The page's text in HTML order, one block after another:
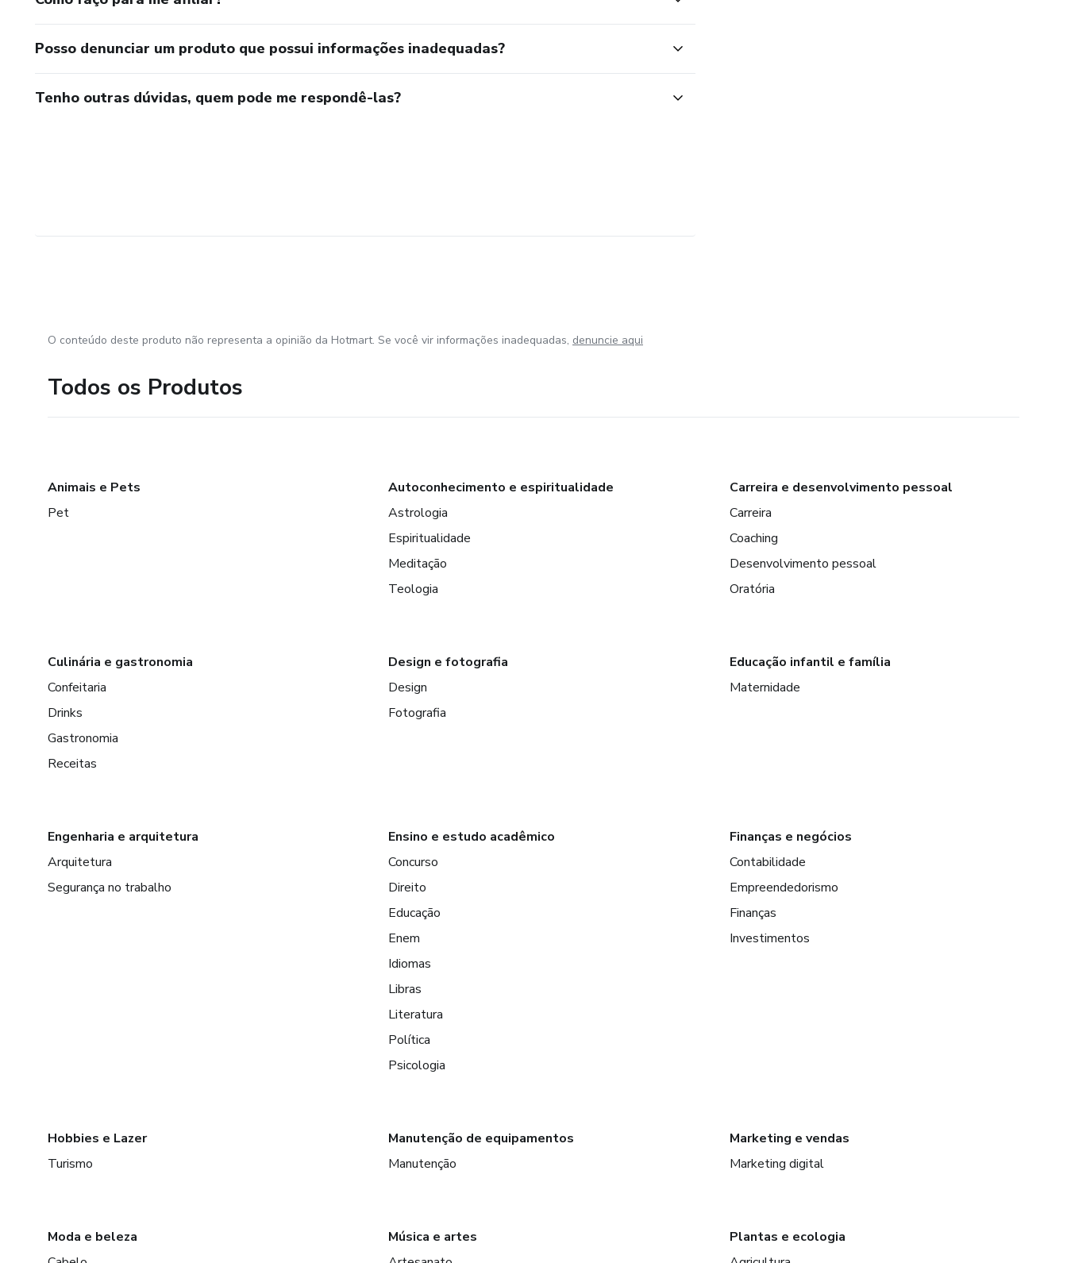
Posso denunciar um produto que possui informações inadequadas?
Tenho outras dúvidas, quem pode me respondê-las?
O conteúdo deste produto não representa a opinião da Hotmart. Se você vir informações inadequadas, denuncie aqui
Todos os Produtos
Animais e Pets
Pet
Autoconhecimento e espiritualidade
Astrologia
Espiritualidade
Meditação
Teologia
Carreira e desenvolvimento pessoal
Carreira
Coaching
Desenvolvimento pessoal
Oratória
Culinária e gastronomia
Confeitaria
Drinks
Gastronomia
Receitas
Design e fotografia
Design
Fotografia
Educação infantil e família
Maternidade
Engenharia e arquitetura
Arquitetura
Segurança no trabalho
Ensino e estudo acadêmico
Concurso
Direito
Educação
Enem
Idiomas
Libras
Literatura
Política
Psicologia
Finanças e negócios
Contabilidade
Empreendedorismo
Finanças
Investimentos
Hobbies e Lazer
Turismo
Manutenção de equipamentos
Manutenção
Marketing e vendas
Marketing digital
Moda e beleza
Música e artes
Plantas e ecologia